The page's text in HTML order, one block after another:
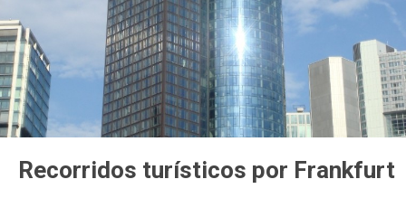
Recorridos turísticos por Frankfurt